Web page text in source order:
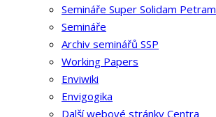
Semináře Super Solidam Petram
Semináře
Archiv seminářů SSP
Working Papers
Enviwiki
Envigogika
Další webové stránky Centra